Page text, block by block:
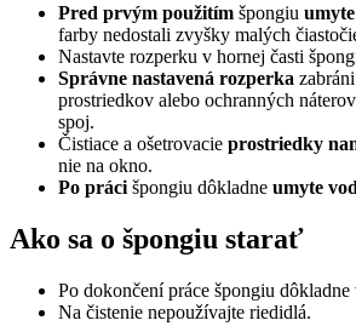
Pred prvým použitím špongiu
farby nedostali zvyšky malých
Nastavte rozperku v hornej časti
Správne nastavená rozperka
prostriedkov alebo ochranných
spoj.
Čistiace a ošetrovacie prostriedky
nie na okno.
Po práci špongiu dôkladne umyte
Ako sa o špongiu starať
Po dokončení práce špongiu
Na čistenie nepoužívajte riedidlá.